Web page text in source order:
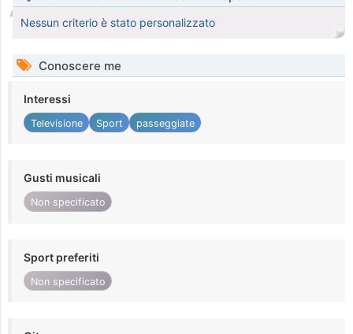
Nessun criterio è stato personalizzato
Conoscere me
Interessi
Televisione Sport passeggiate
Gusti musicali
Non specificato
Sport preferiti
Non specificato